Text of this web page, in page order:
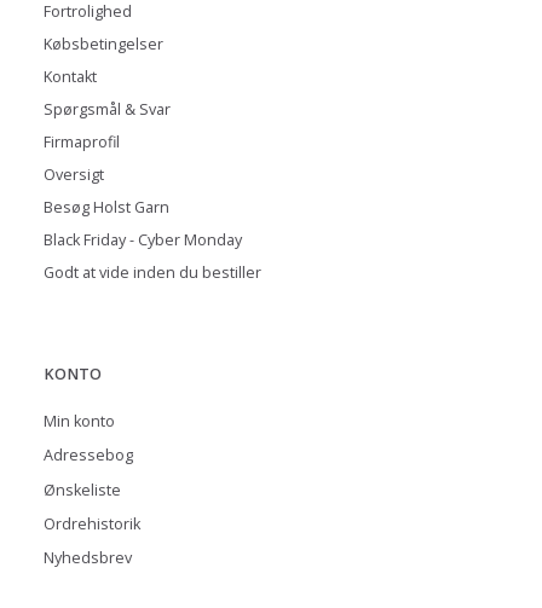
Fortrolighed
Købsbetingelser
Kontakt
Spørgsmål & Svar
Firmaprofil
Oversigt
Besøg Holst Garn
Black Friday - Cyber Monday
Godt at vide inden du bestiller
KONTO
Min konto
Adressebog
Ønskeliste
Ordrehistorik
Nyhedsbrev